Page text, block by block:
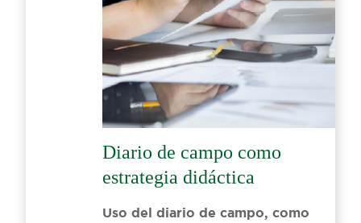
Diario de campo como
estrategia didáctica
Uso del diario de campo, como